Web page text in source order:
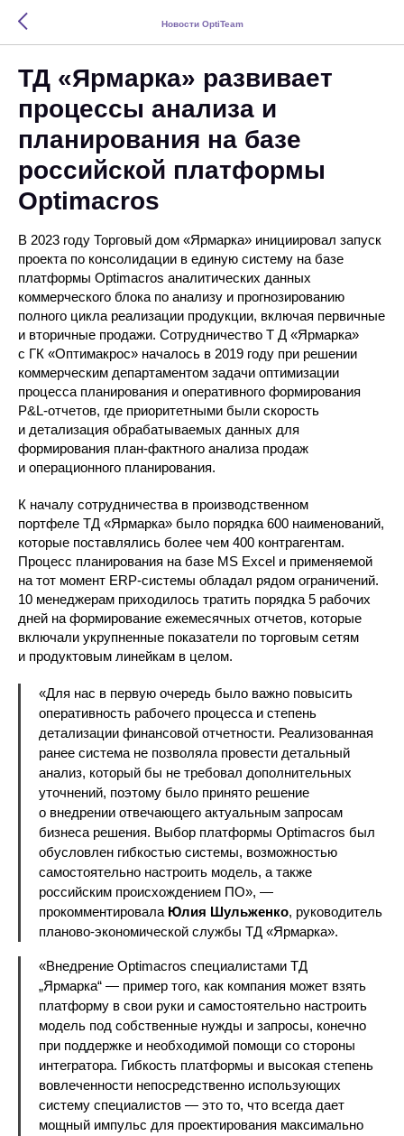
Новости OptiTeam
ТД «Ярмарка» развивает
процессы анализа и
планирования на базе
российской платформы
Optimaсros
В 2023 году Торговый дом «Ярмарка» инициировал запуск
проекта по консолидации в единую систему на базе
платформы Optimacros аналитических данных
коммерческого блока по анализу и прогнозированию
полного цикла реализации продукции, включая первичные
и вторичные продажи. Сотрудничество Т Д «Ярмарка»
с ГК «Оптимакрос» началось в 2019 году при решении
коммерческим департаментом задачи оптимизации
процесса планирования и оперативного формирования
P&L-отчетов, где приоритетными были скорость
и детализация обрабатываемых данных для
формирования план-фактного анализа продаж
и операционного планирования.
К началу сотрудничества в производственном
портфеле ТД «Ярмарка» было порядка 600 наименований,
которые поставлялись более чем 400 контрагентам.
Процесс планирования на базе MS Excel и применяемой
на тот момент ERP-системы обладал рядом ограничений.
10 менеджерам приходилось тратить порядка 5 рабочих
дней на формирование ежемесячных отчетов, которые
включали укрупненные показатели по торговым сетям
и продуктовым линейкам в целом.
«Для нас в первую очередь было важно повысить
оперативность рабочего процесса и степень
детализации финансовой отчетности. Реализованная
ранее система не позволяла провести детальный
анализ, который бы не требовал дополнительных
уточнений, поэтому было принято решение
о внедрении отвечающего актуальным запросам
бизнеса решения. Выбор платформы Optimacros был
обусловлен гибкостью системы, возможностью
самостоятельно настроить модель, а также
российским происхождением ПО», —
прокомментировала Юлия Шульженко, руководитель
планово-экономической службы ТД «Ярмарка».
«Внедрение Optimacros специалистами ТД
„Ярмарка“ — пример того, как компания может взять
платформу в свои руки и самостоятельно настроить
модель под собственные нужды и запросы, конечно
при поддержке и необходимой помощи со стороны
интегратора. Гибкость платформы и высокая степень
вовлеченности непосредственно использующих
систему специалистов — это то, что всегда дает
мощный импульс для проектирования максимально